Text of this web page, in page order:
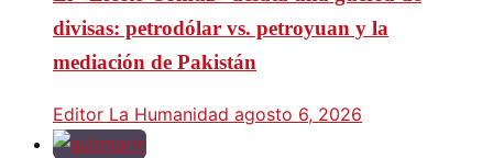
divisas: petrodólar vs. petroyuan y la
mediación de Pakistán
Editor La Humanidad agosto 6, 2026